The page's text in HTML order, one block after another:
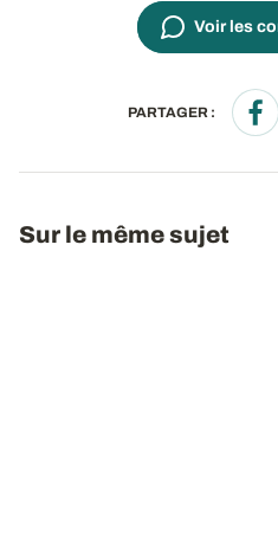
Voir les
PARTAGER :
Sur le même sujet